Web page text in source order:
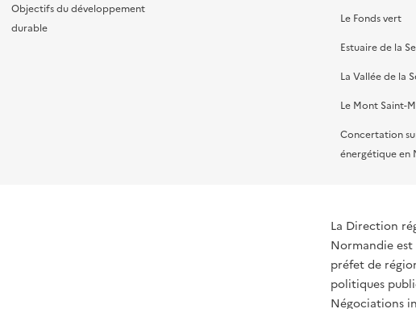
Objectifs du développement
durable
Le Fonds vert
Estuaire de la
La Vallée de la
Le Mont Saint-
Concertation
énergétique en
La Direction
Normandie
préfet de
politiques
Négociations